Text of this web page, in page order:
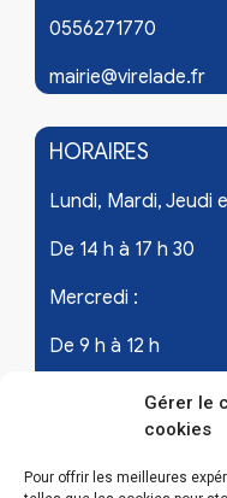
Gérer le
cookies
Pour offrir les meilleures
0556271770
mairie@virelade.fr
HORAIRES
Lundi, Mardi, Jeudi
De 14 h à 17 h 30
Mercredi :
De 9 h à 12 h
Samedi - les 1er et
De 9 h à 12 h